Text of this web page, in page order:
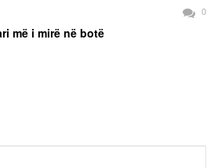
0
më i mirë në botë